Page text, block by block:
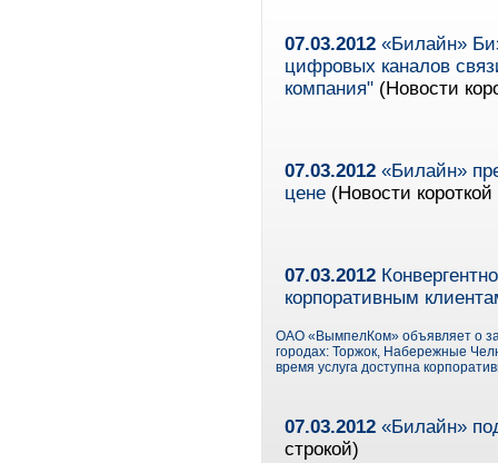
07.03.2012 «Билайн»
цифровых каналов
компания" (Новости
07.03.2012 «Билайн»
цене (Новости короткой
07.03.2012
корпоративным
ОАО «ВымпелКом» объявляет о
городах: Торжок, Набережные
время услуга доступна
07.03.2012 «Билайн»
строкой)